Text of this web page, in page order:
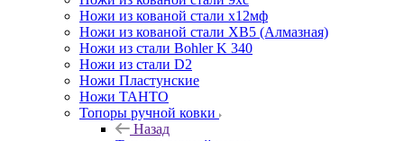
Ножи из кованой стали х12мф
Ножи из кованой стали ХВ5 (Алмазная)
Ножи из стали Bohler K 340
Ножи из стали D2
Ножи Пластунские
Ножи ТАНТО
Топоры ручной ковки
Назад